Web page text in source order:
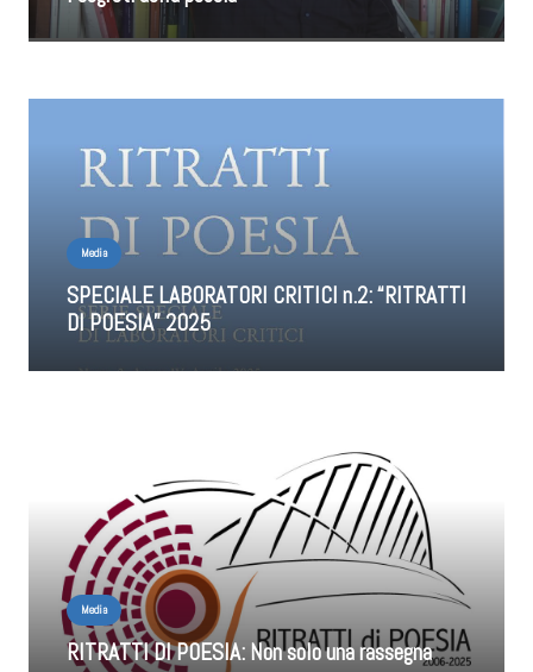
Media
SPECIALE LABORATORI CRITICI n.2: “RITRATTI
DI POESIA” 2025
Media
RITRATTI DI POESIA: Non solo una rassegna